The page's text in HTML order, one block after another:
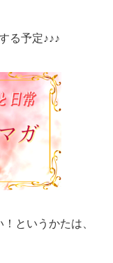
る予定♪♪♪
というかたは、